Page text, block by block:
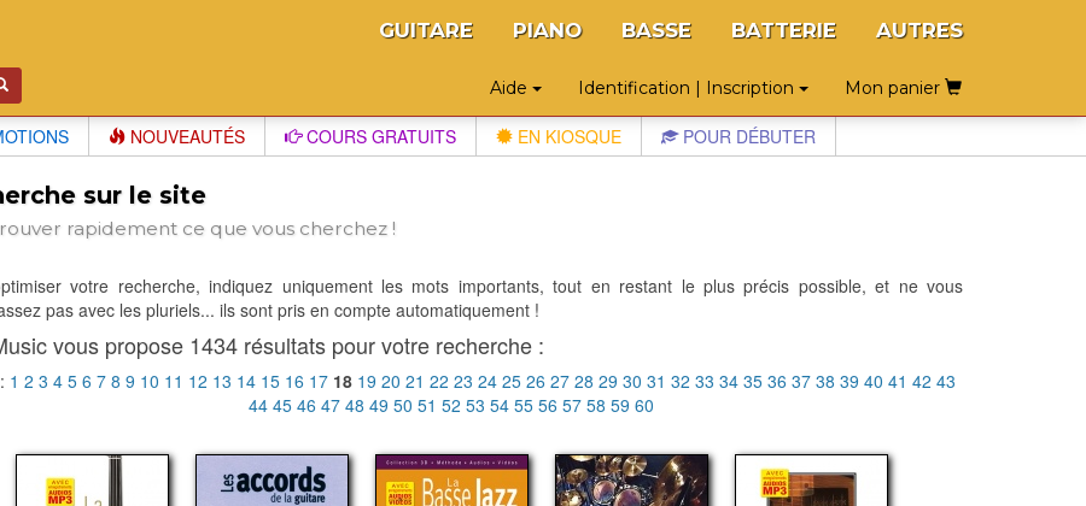
GUITARE PIANO BASSE BATTERIE AUTRES
Aide Identification | Inscription Mon panier
NOUVEAUTÉS COURS GRATUITS EN KIOSQUE POUR DÉBUTER
sur le site
rapidement ce que vous cherchez !
votre recherche, indiquez uniquement les mots importants, tout en restant le plus précis possible, et ne vous
pas avec les pluriels... ils sont pris en compte automatiquement !
vous propose 1434 résultats pour votre recherche :
1 2 3 4 5 6 7 8 9 10 11 12 13 14 15 16 17 18 19 20 21 22 23 24 25 26 27 28 29 30 31 32 33 34 35 36 37 38 39 40 41 42 43
44 45 46 47 48 49 50 51 52 53 54 55 56 57 58 59 60